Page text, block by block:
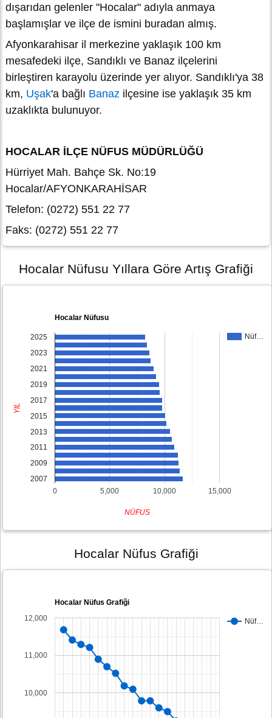
dışarıdan gelenler "Hocalar" adıyla anmaya
başlamışlar ve ilçe de ismini buradan almış.
Afyonkarahisar il merkezine yaklaşık 100 km
mesafedeki ilçe, Sandıklı ve Banaz ilçelerini
birleştiren karayolu üzerinde yer alıyor. Sandıklı'ya 38
km, Uşak'a bağlı Banaz ilçesine ise yaklaşık 35 km
uzaklıkta bulunuyor.
HOCALAR İLÇE NÜFUS MÜDÜRLÜĞÜ
Hürriyet Mah. Bahçe Sk. No:19
Hocalar/AFYONKARAHİSAR
Telefon: (0272) 551 22 77
Faks: (0272) 551 22 77
Hocalar Nüfusu Yıllara Göre Artış Grafiği
Hocalar Nüfusu
Nüf…
0 5,000 10,000 15,000
2025
2023
2021
2019
2017
2015
2013
2011
2009
2007
NÜFUS
YIL
Hocalar Nüfus Grafiği
Hocalar Nüfus Grafiği
Nüf…
10,000
11,000
12,000